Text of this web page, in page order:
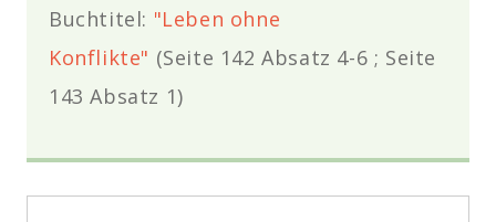
Buchtitel: "Leben ohne
Konflikte" (Seite 142 Absatz 4-6 ; Seite
143Absatz 1)